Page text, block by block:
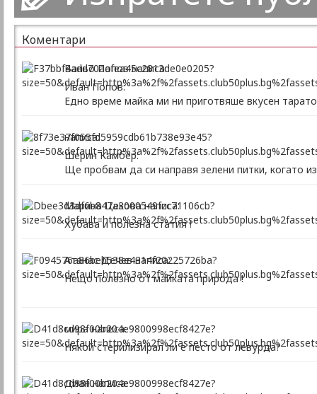
Коментари
Ваньо Попов написа:
Иван Попов:
Едно време майка ми ни приготвяше вкусен
написа:
Шерин Камбер:
Ще пробвам да си направя зелени питки, когато
Марина Цекова написа:
Хубава и полезна статия !
Атанас Дечев написа:
Нещо полезно от майката природа !
мира написа:
Някой стерилизирал ли е песто от левурда?
Диан написа: